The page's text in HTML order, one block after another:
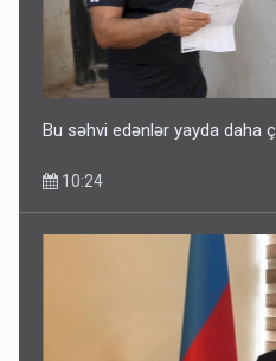
Bu səhvi edənlər yayda daha
10:24